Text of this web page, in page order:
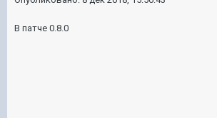
В патче 0.8.0